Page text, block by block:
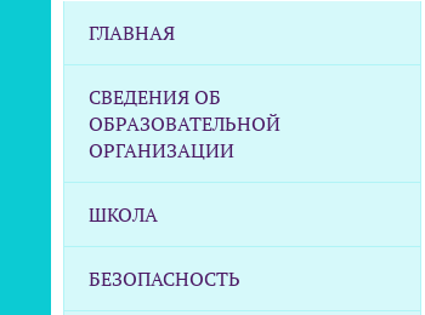
ГЛАВНАЯ
СВЕДЕНИЯ ОБ
ОБРАЗОВАТЕЛЬНОЙ
ОРГАНИЗАЦИИ
ШКОЛА
БЕЗОПАСНОСТЬ